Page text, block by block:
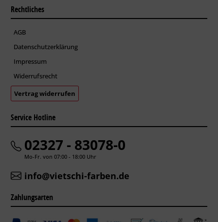
Rechtliches
AGB
Datenschutzerklärung
Impressum
Widerrufsrecht
Vertrag widerrufen
Service Hotline
02327 - 83078-0
Mo-Fr. von 07:00 - 18:00 Uhr
info@vietschi-farben.de
Zahlungsarten